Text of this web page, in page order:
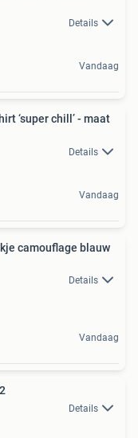
Details
Vandaag
‘super chill’ - maat
Details
Vandaag
camouflage blauw
Details
Vandaag
Details